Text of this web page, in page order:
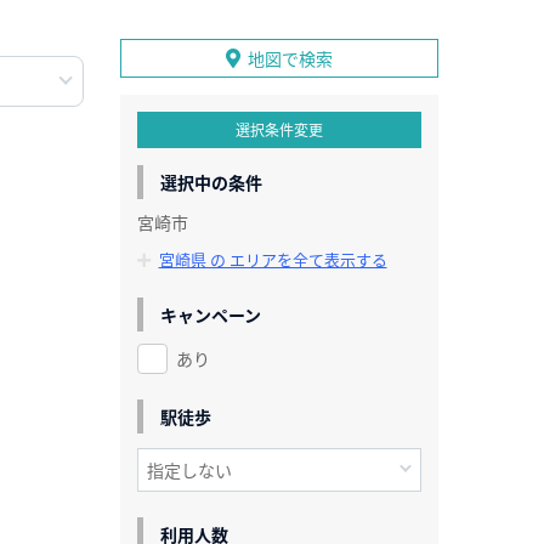
地図で検索
選択条件変更
選択中の条件
宮崎市
宮崎県 の エリアを全て表示する
キャンペーン
あり
駅徒歩
利用人数